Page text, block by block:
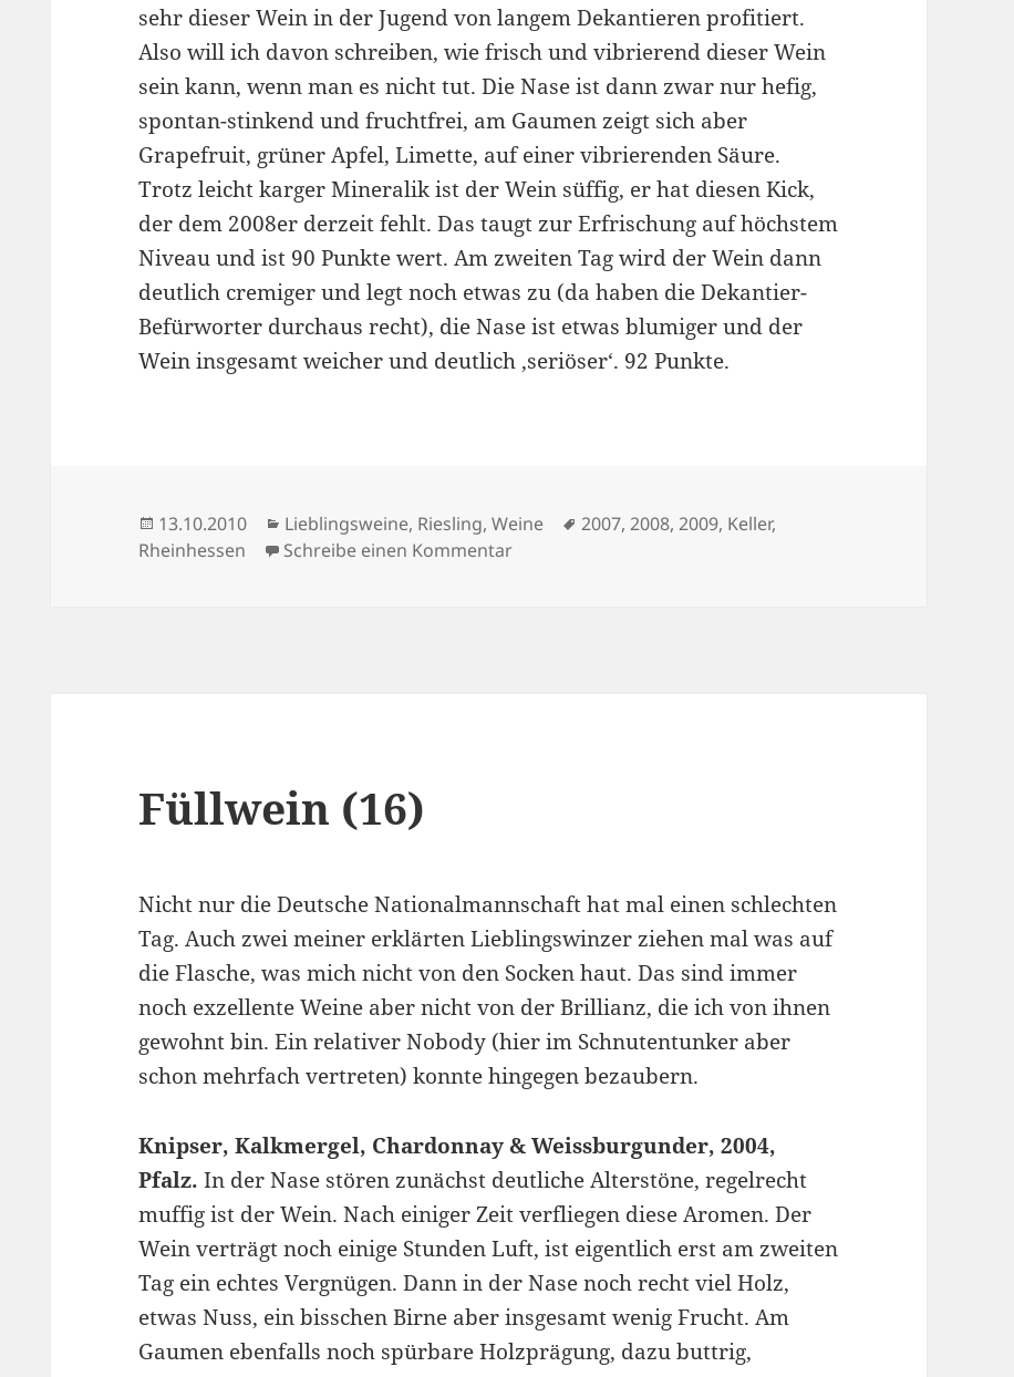
sehr dieser Wein in der Jugend von langem Dekantieren profitiert.
Also will ich davon schreiben, wie frisch und vibrierend dieser Wein
sein kann, wenn man es nicht tut. Die Nase ist dann zwar nur hefig,
spontan-stinkend und fruchtfrei, am Gaumen zeigt sich aber
Grapefruit, grüner Apfel, Limette, auf einer vibrierenden Säure.
Trotz leicht karger Mineralik ist der Wein süffig, er hat diesen Kick,
der dem 2008er derzeit fehlt. Das taugt zur Erfrischung auf höchstem
Niveau und ist 90 Punkte wert. Am zweiten Tag wird der Wein dann
deutlich cremiger und legt noch etwas zu (da haben die Dekantier-
Befürworter durchaus recht), die Nase ist etwas blumiger und der
Wein insgesamt weicher und deutlich ‚seriöser‘. 92 Punkte.
Veröffentlicht
am
13.10.2010 Kategorien
Lieblingsweine, Riesling,Weine Schlagwörter
2007,2008,2009, Keller,
Rheinhessen
Schreibe einen Kommentarzu Schmähkritik
Füllwein (16)
Nicht nur die Deutsche Nationalmannschaft hat mal einen schlechten
Tag. Auch zwei meiner erklärten Lieblingswinzer ziehen mal was auf
die Flasche, was mich nicht von den Socken haut. Das sind immer
noch exzellente Weine aber nicht von der Brillianz, die ich von ihnen
gewohnt bin. Ein relativer Nobody (hier im Schnutentunker aber
schon mehrfach vertreten) konnte hingegen bezaubern.
Knipser, Kalkmergel, Chardonnay & Weissburgunder, 2004,
Pfalz. In der Nase stören zunächst deutliche Alterstöne, regelrecht
muffig ist der Wein. Nach einiger Zeit verfliegen diese Aromen. Der
Wein verträgt noch einige Stunden Luft, ist eigentlich erst am zweiten
Tag ein echtes Vergnügen. Dann in der Nase noch recht viel Holz,
etwas Nuss, ein bisschen Birne aber insgesamt wenig Frucht. Am
Gaumen ebenfalls noch spürbare Holzprägung, dazu buttrig,